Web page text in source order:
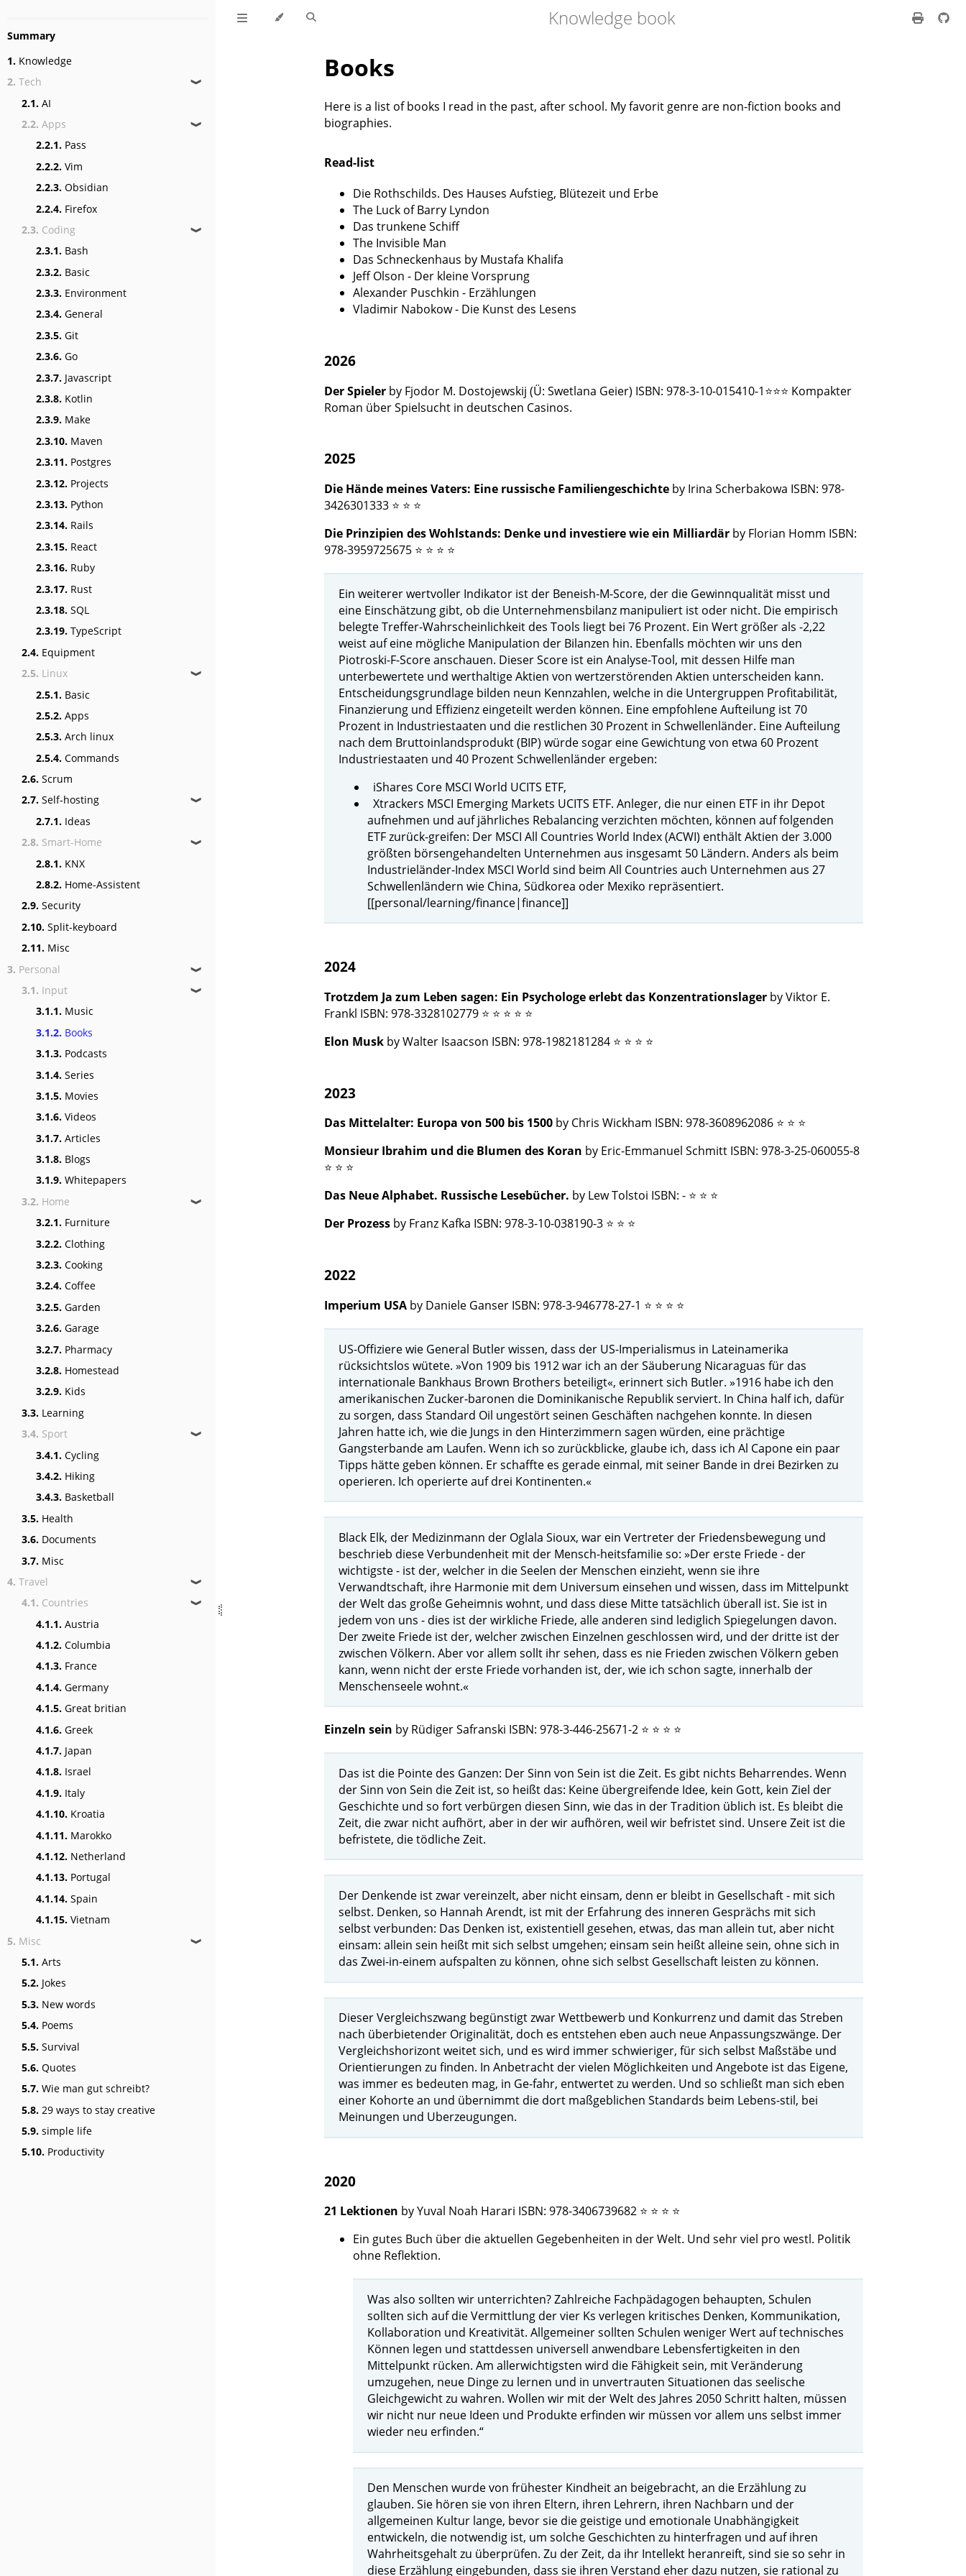
Summary
1. Knowledge
2. Tech ❱
2.1. AI
2.2. Apps ❱
2.2.1. Pass
2.2.2. Vim
2.2.3. Obsidian
2.2.4. Firefox
2.3. Coding ❱
2.3.1. Bash
2.3.2. Basic
2.3.3. Environment
2.3.4. General
2.3.5. Git
2.3.6. Go
2.3.7. Javascript
2.3.8. Kotlin
2.3.9. Make
2.3.10. Maven
2.3.11. Postgres
2.3.12. Projects
2.3.13. Python
2.3.14. Rails
2.3.15. React
2.3.16. Ruby
2.3.17. Rust
2.3.18. SQL
2.3.19. TypeScript
2.4. Equipment
2.5. Linux ❱
2.5.1. Basic
2.5.2. Apps
2.5.3. Arch linux
2.5.4. Commands
2.6. Scrum
2.7. Self-hosting ❱
2.7.1. Ideas
2.8. Smart-Home ❱
2.8.1. KNX
2.8.2. Home-Assistent
2.9. Security
2.10. Split-keyboard
2.11. Misc
3. Personal ❱
3.1. Input ❱
3.1.1. Music
3.1.2. Books
3.1.3. Podcasts
3.1.4. Series
3.1.5. Movies
3.1.6. Videos
3.1.7. Articles
3.1.8. Blogs
3.1.9. Whitepapers
3.2. Home ❱
3.2.1. Furniture
3.2.2. Clothing
3.2.3. Cooking
3.2.4. Coffee
3.2.5. Garden
3.2.6. Garage
3.2.7. Pharmacy
3.2.8. Homestead
3.2.9. Kids
3.3. Learning
3.4. Sport ❱
3.4.1. Cycling
3.4.2. Hiking
3.4.3. Basketball
3.5. Health
3.6. Documents
3.7. Misc
4. Travel ❱
4.1. Countries ❱
4.1.1. Austria
4.1.2. Columbia
4.1.3. France
4.1.4. Germany
4.1.5. Great britian
4.1.6. Greek
4.1.7. Japan
4.1.8. Israel
4.1.9. Italy
4.1.10. Kroatia
4.1.11. Marokko
4.1.12. Netherland
4.1.13. Portugal
4.1.14. Spain
4.1.15. Vietnam
5. Misc ❱
5.1. Arts
5.2. Jokes
5.3. New words
5.4. Poems
5.5. Survival
5.6. Quotes
5.7. Wie man gut schreibt?
5.8. 29 ways to stay creative
5.9. simple life
5.10. Productivity
Knowledge book
Books
Here is a list of books I read in the past, after school. My favorit genre are non-fiction books and
biographies.
Read-list
Die Rothschilds. Des Hauses Aufstieg, Blütezeit und Erbe
The Luck of Barry Lyndon
Das trunkene Schiff
The Invisible Man
Das Schneckenhaus by Mustafa Khalifa
Jeff Olson - Der kleine Vorsprung
Alexander Puschkin - Erzählungen
Vladimir Nabokow - Die Kunst des Lesens
2026
Der Spieler by Fjodor M. Dostojewskij (Ü: Swetlana Geier) ISBN: 978-3-10-015410-1⭐⭐⭐ Kompakter
Roman über Spielsucht in deutschen Casinos.
2025
Die Hände meines Vaters: Eine russische Familiengeschichte by Irina Scherbakowa ISBN: 978-
3426301333 ⭐ ⭐ ⭐
Die Prinzipien des Wohlstands: Denke und investiere wie ein Milliardär by Florian Homm ISBN:
978-3959725675 ⭐ ⭐ ⭐ ⭐
Ein weiterer wertvoller Indikator ist der Beneish-M-Score, der die Gewinnqualität misst und
eine Einschätzung gibt, ob die Unternehmensbilanz manipuliert ist oder nicht. Die empirisch
belegte Treffer-Wahrscheinlichkeit des Tools liegt bei 76 Prozent. Ein Wert größer als -2,22
weist auf eine mögliche Manipulation der Bilanzen hin. Ebenfalls möchten wir uns den
Piotroski-F-Score anschauen. Dieser Score ist ein Analyse-Tool, mit dessen Hilfe man
unterbewertete und werthaltige Aktien von wertzerstörenden Aktien unterscheiden kann.
Entscheidungsgrundlage bilden neun Kennzahlen, welche in die Untergruppen Profitabilität,
Finanzierung und Effizienz eingeteilt werden können. Eine empfohlene Aufteilung ist 70
Prozent in Industriestaaten und die restlichen 30 Prozent in Schwellenländer. Eine Aufteilung
nach dem Bruttoinlandsprodukt (BIP) würde sogar eine Gewichtung von etwa 60 Prozent
Industriestaaten und 40 Prozent Schwellenländer ergeben:
iShares Core MSCI World UCITS ETF,
Xtrackers MSCI Emerging Markets UCITS ETF. Anleger, die nur einen ETF in ihr Depot
aufnehmen und auf jährliches Rebalancing verzichten möchten, können auf folgenden
ETF zurück-greifen: Der MSCI All Countries World Index (ACWI) enthält Aktien der 3.000
größten börsengehandelten Unternehmen aus insgesamt 50 Ländern. Anders als beim
Industrieländer-Index MSCI World sind beim All Countries auch Unternehmen aus 27
Schwellenländern wie China, Südkorea oder Mexiko repräsentiert.
[[personal/learning/finance|finance]]
2024
Trotzdem Ja zum Leben sagen: Ein Psychologe erlebt das Konzentrationslager by Viktor E.
Frankl ISBN: 978-3328102779 ⭐ ⭐ ⭐ ⭐ ⭐
Elon Musk by Walter Isaacson ISBN: 978-1982181284 ⭐ ⭐ ⭐ ⭐
2023
Das Mittelalter: Europa von 500 bis 1500 by Chris Wickham ISBN: 978-3608962086 ⭐ ⭐ ⭐
Monsieur Ibrahim und die Blumen des Koran by Eric-Emmanuel Schmitt ISBN: 978-3-25-060055-8
⭐ ⭐ ⭐
Das Neue Alphabet. Russische Lesebücher. by Lew Tolstoi ISBN: - ⭐ ⭐ ⭐
Der Prozess by Franz Kafka ISBN: 978-3-10-038190-3 ⭐ ⭐ ⭐
2022
Imperium USA by Daniele Ganser ISBN: 978-3-946778-27-1 ⭐ ⭐ ⭐ ⭐
US-Offiziere wie General Butler wissen, dass der US-Imperialismus in Lateinamerika
rücksichtslos wütete. »Von 1909 bis 1912 war ich an der Säuberung Nicaraguas für das
internationale Bankhaus Brown Brothers beteiligt«, erinnert sich Butler. »1916 habe ich den
amerikanischen Zucker-baronen die Dominikanische Republik serviert. In China half ich, dafür
zu sorgen, dass Standard Oil ungestört seinen Geschäften nachgehen konnte. In diesen
Jahren hatte ich, wie die Jungs in den Hinterzimmern sagen würden, eine prächtige
Gangsterbande am Laufen. Wenn ich so zurückblicke, glaube ich, dass ich Al Capone ein paar
Tipps hätte geben können. Er schaffte es gerade einmal, mit seiner Bande in drei Bezirken zu
operieren. Ich operierte auf drei Kontinenten.«
Black Elk, der Medizinmann der Oglala Sioux, war ein Vertreter der Friedensbewegung und
beschrieb diese Verbundenheit mit der Mensch-heitsfamilie so: »Der erste Friede - der
wichtigste - ist der, welcher in die Seelen der Menschen einzieht, wenn sie ihre
Verwandtschaft, ihre Harmonie mit dem Universum einsehen und wissen, dass im Mittelpunkt
der Welt das große Geheimnis wohnt, und dass diese Mitte tatsächlich überall ist. Sie ist in
jedem von uns - dies ist der wirkliche Friede, alle anderen sind lediglich Spiegelungen davon.
Der zweite Friede ist der, welcher zwischen Einzelnen geschlossen wird, und der dritte ist der
zwischen Völkern. Aber vor allem sollt ihr sehen, dass es nie Frieden zwischen Völkern geben
kann, wenn nicht der erste Friede vorhanden ist, der, wie ich schon sagte, innerhalb der
Menschenseele wohnt.«
Einzeln sein by Rüdiger Safranski ISBN: 978-3-446-25671-2 ⭐ ⭐ ⭐ ⭐
Das ist die Pointe des Ganzen: Der Sinn von Sein ist die Zeit. Es gibt nichts Beharrendes. Wenn
der Sinn von Sein die Zeit ist, so heißt das: Keine übergreifende Idee, kein Gott, kein Ziel der
Geschichte und so fort verbürgen diesen Sinn, wie das in der Tradition üblich ist. Es bleibt die
Zeit, die zwar nicht aufhört, aber in der wir aufhören, weil wir befristet sind. Unsere Zeit ist die
befristete, die tödliche Zeit.
Der Denkende ist zwar vereinzelt, aber nicht einsam, denn er bleibt in Gesellschaft - mit sich
selbst. Denken, so Hannah Arendt, ist mit der Erfahrung des inneren Gesprächs mit sich
selbst verbunden: Das Denken ist, existentiell gesehen, etwas, das man allein tut, aber nicht
einsam: allein sein heißt mit sich selbst umgehen; einsam sein heißt alleine sein, ohne sich in
das Zwei-in-einem aufspalten zu können, ohne sich selbst Gesellschaft leisten zu können.
Dieser Vergleichszwang begünstigt zwar Wettbewerb und Konkurrenz und damit das Streben
nach überbietender Originalität, doch es entstehen eben auch neue Anpassungszwänge. Der
Vergleichshorizont weitet sich, und es wird immer schwieriger, für sich selbst Maßstäbe und
Orientierungen zu finden. In Anbetracht der vielen Möglichkeiten und Angebote ist das Eigene,
was immer es bedeuten mag, in Ge-fahr, entwertet zu werden. Und so schließt man sich eben
einer Kohorte an und übernimmt die dort maßgeblichen Standards beim Lebens-stil, bei
Meinungen und Uberzeugungen.
2020
21 Lektionen by Yuval Noah Harari ISBN: 978-3406739682 ⭐ ⭐ ⭐ ⭐
Ein gutes Buch über die aktuellen Gegebenheiten in der Welt. Und sehr viel pro westl. Politik
ohne Reflektion.
Was also sollten wir unterrichten? Zahlreiche Fachpädagogen behaupten, Schulen
sollten sich auf die Vermittlung der vier Ks verlegen kritisches Denken, Kommunikation,
Kollaboration und Kreativität. Allgemeiner sollten Schulen weniger Wert auf technisches
Können legen und stattdessen universell anwendbare Lebensfertigkeiten in den
Mittelpunkt rücken. Am allerwichtigsten wird die Fähigkeit sein, mit Veränderung
umzugehen, neue Dinge zu lernen und in unvertrauten Situationen das seelische
Gleichgewicht zu wahren. Wollen wir mit der Welt des Jahres 2050 Schritt halten, müssen
wir nicht nur neue Ideen und Produkte erfinden wir müssen vor allem uns selbst immer
wieder neu erfinden.“
Den Menschen wurde von frühester Kindheit an beigebracht, an die Erzählung zu
glauben. Sie hören sie von ihren Eltern, ihren Lehrern, ihren Nachbarn und der
allgemeinen Kultur lange, bevor sie die geistige und emotionale Unabhängigkeit
entwickeln, die notwendig ist, um solche Geschichten zu hinterfragen und auf ihren
Wahrheitsgehalt zu überprüfen. Zu der Zeit, da ihr Intellekt heranreift, sind sie so sehr in
diese Erzählung eingebunden, dass sie ihren Verstand eher dazu nutzen, sie rational zu